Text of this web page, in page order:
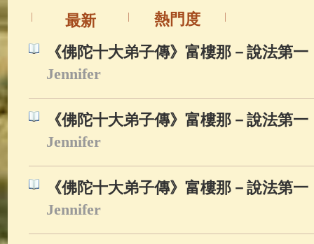
最新
熱門度
《佛陀十大弟子傳》富樓那－說法第
Jennifer
《佛陀十大弟子傳》富樓那－說法第
Jennifer
《佛陀十大弟子傳》富樓那－說法第
Jennifer